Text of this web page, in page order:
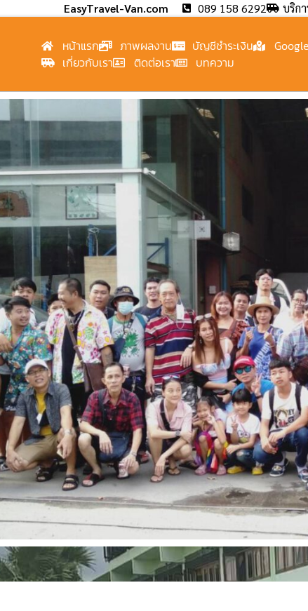
EasyTravel-Van.com 089 158 6292 บริก
หน้าแรก ภาพผลงาน บัญชีชำระเงิน
เกี่ยวกับเรา
ติดต่อเรา บทความ